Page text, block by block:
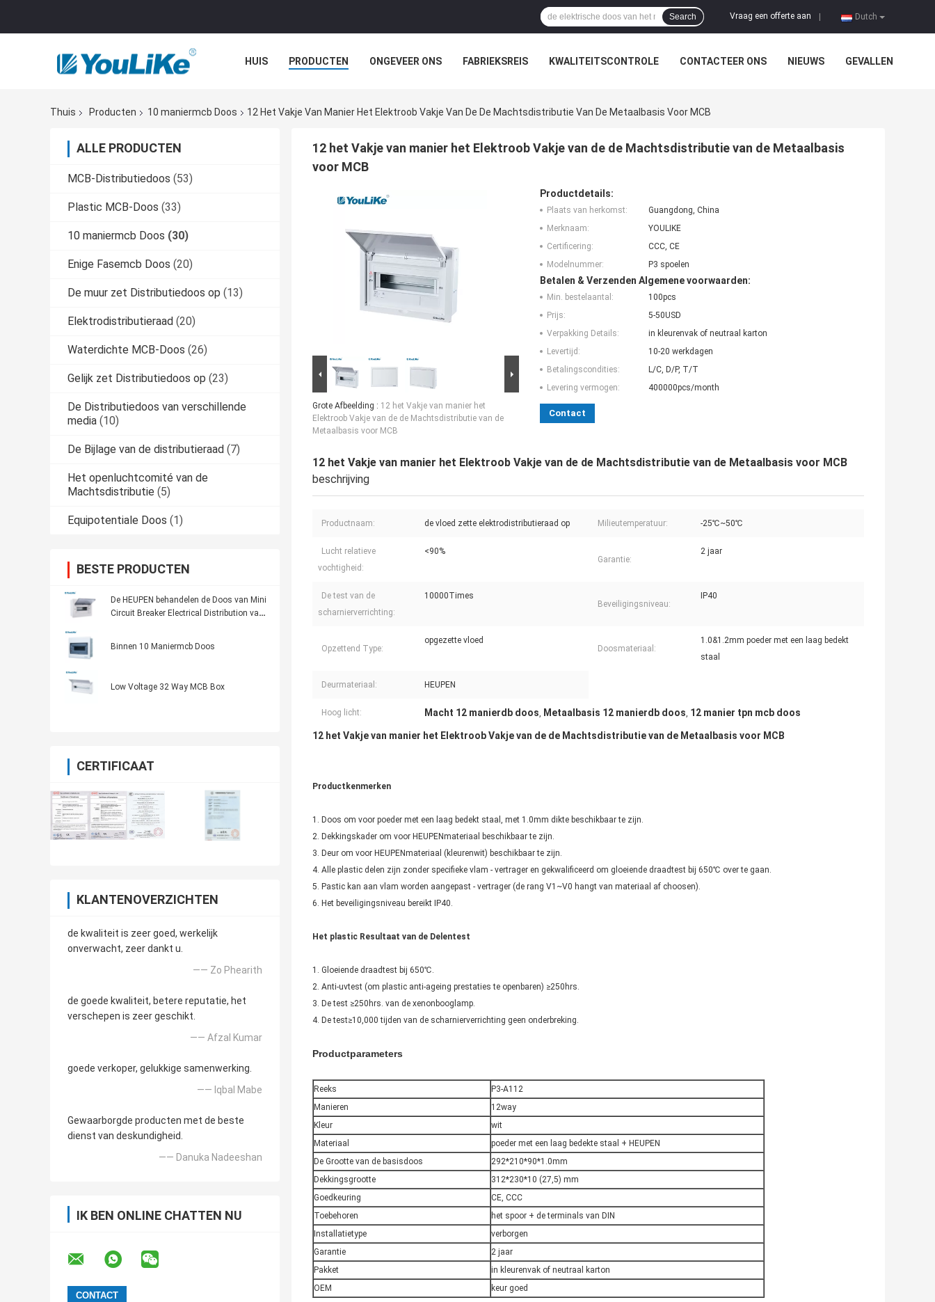
Dutch
Vraag een offerte aan
Search
HUIS PRODUCTEN ONGEVEER ONS FABRIEKSREIS KWALITEITSCONTROLE CONTACTEER ONS NIEUWS GEVALLEN
Thuis Producten 10 maniermcb Doos 12 Het Vakje Van Manier Het Elektroob Vakje Van De De Machtsdistributie Van De Metaalbasis Voor MCB
ALLE PRODUCTEN
MCB-Distributiedoos (53)
Plastic MCB-Doos (33)
10 maniermcb Doos (30)
Enige Fasemcb Doos (20)
De muur zet Distributiedoos op (13)
Elektrodistributieraad (20)
Waterdichte MCB-Doos (26)
Gelijk zet Distributiedoos op (23)
De Distributiedoos van verschillende
media (10)
De Bijlage van de distributieraad (7)
Het openluchtcomité van de
Machtsdistributie (5)
Equipotentiale Doos (1)
BESTE PRODUCTEN
De HEUPEN behandelen de Doos van Mini
Circuit Breaker Electrical Distribution van
Binnen 10 Maniermcb Doos
Low Voltage 32 Way MCB Box
CERTIFICAAT
KLANTENOVERZICHTEN
de kwaliteit is zeer goed, werkelijk
onverwacht, zeer dankt u.
—— Zo Phearith
de goede kwaliteit, betere reputatie, het
verschepen is zeer geschikt.
—— Afzal Kumar
goede verkoper, gelukkige samenwerking.
—— Iqbal Mabe
Gewaarborgde producten met de beste
dienst van deskundigheid.
—— Danuka Nadeeshan
IK BEN ONLINE CHATTEN NU
12 het Vakje van manier het Elektroob Vakje van de de Machtsdistributie van de Metaalbasis
voor MCB
Grote Afbeelding : 12 het Vakje van manier het
Elektroob Vakje van de de Machtsdistributie van de
Metaalbasis voor MCB
Productdetails:
Plaats van herkomst:
Guangdong, China
Merknaam:
YOULIKE
Certificering:
CCC, CE
Modelnummer:
P3 spoelen
Betalen & Verzenden Algemene voorwaarden:
Min. bestelaantal:
100pcs
Prijs:
5-50USD
Verpakking Details:
in kleurenvak of neutraal karton
Levertijd:
10-20 werkdagen
Betalingscondities:
L/C, D/P, T/T
Levering vermogen:
400000pcs/month
Contact
12 het Vakje van manier het Elektroob Vakje van de de Machtsdistributie van de Metaalbasis voor MCB
beschrijving
Productnaam: de vloed zette elektrodistributieraad op Milieutemperatuur: -25℃~50℃
Lucht relatieve
vochtigheid:
<90%
Garantie:
2 jaar
De test van de
scharnierverrichting:
10000Times
Beveiligingsniveau:
IP40
Opzettend Type:
opgezette vloed
Doosmateriaal:
1.0&1.2mm poeder met een laag bedekt
staal
Deurmateriaal: HEUPEN
Hoog licht: Macht 12 manierdb doos, Metaalbasis 12 manierdb doos, 12 manier tpn mcb doos
12 het Vakje van manier het Elektroob Vakje van de de Machtsdistributie van de Metaalbasis voor MCB
Productkenmerken
1. Doos om voor poeder met een laag bedekt staal, met 1.0mm dikte beschikbaar te zijn.
2. Dekkingskader om voor HEUPENmateriaal beschikbaar te zijn.
3. Deur om voor HEUPENmateriaal (kleurenwit) beschikbaar te zijn.
4. Alle plastic delen zijn zonder specifieke vlam - vertrager en gekwalificeerd om gloeiende draadtest bij 650℃ over te gaan.
5. Pastic kan aan vlam worden aangepast - vertrager (de rang V1~V0 hangt van materiaal af choosen).
6. Het beveiligingsniveau bereikt IP40.
Het plastic Resultaat van de Delentest
1. Gloeiende draadtest bij 650℃.
2. Anti-uvtest (om plastic anti-ageing prestaties te openbaren) ≥250hrs.
3. De test ≥250hrs. van de xenonbooglamp.
4. De test≥10,000 tijden van de scharnierverrichting geen onderbreking.
Productparameters
Reeks
P3-A112
Manieren
12way
Kleur
wit
Materiaal
poeder met een laag bedekte staal + HEUPEN
De Grootte van de basisdoos
292*210*90*1.0mm
Dekkingsgrootte
312*230*10 (27,5) mm
Goedkeuring
CE, CCC
Toebehoren
het spoor + de terminals van DIN
Installatietype
verborgen
Garantie
2 jaar
Pakket
in kleurenvak of neutraal karton
OEM
keur goed